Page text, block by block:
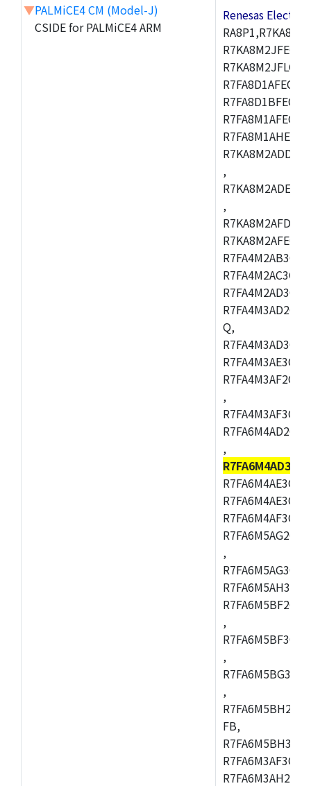
▼PALMiCE4 CM (Model-J)
CSIDE for PALMiCE4 ARM
Renesas
,
,
Q,
,
,
,
,
,
,
FB,